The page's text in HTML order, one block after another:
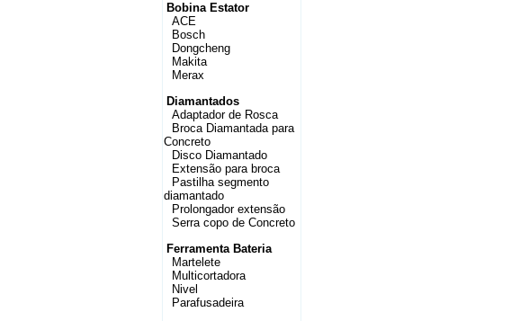
Bobina Estator
ACE
Bosch
Dongcheng
Makita
Merax
Diamantados
Adaptador de Rosca
Broca Diamantada para
Concreto
Disco Diamantado
Extensão para broca
Pastilha segmento
diamantado
Prolongador extensão
Serra copo de Concreto
Ferramenta Bateria
Martelete
Multicortadora
Nivel
Parafusadeira